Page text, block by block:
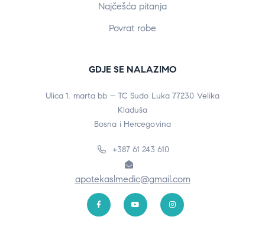
Najčešća pitanja
Povrat robe
GDJE SE NALAZIMO
Ulica 1. marta bb – TC Sudo Luka 77230 Velika
Kladuša
Bosna i Hercegovina
+387 61 243 610
apotekaslmedic@gmail.com